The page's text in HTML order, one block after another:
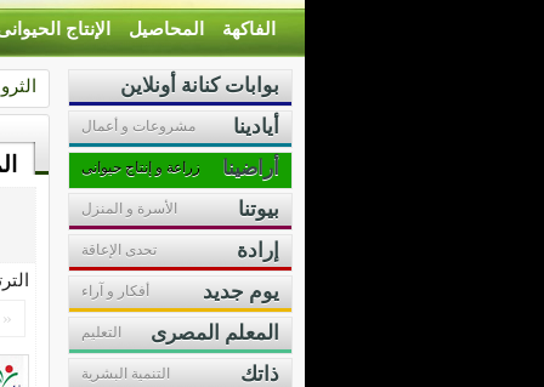
الفاكهة المحاصيل الإنتاج
«
بوابات كنانة أونلاين
أيادينا
مشروعات و أعمال
أراضينا زراعة و إنتاج حيوانى
بيوتنا الأسرة و المنزل
إرادة تحدى الإعاقة
يوم جديد أفكار و آراء
المعلم المصرى التعليم
ذاتك التنمية البشرية